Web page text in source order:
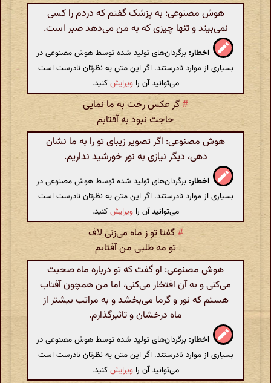
هوش مصنوعی: به پزشک گفتم که دردم را کسی
نمی‌بیند و تنها چیزی که به من می‌دهد صبر است.
اخطار: برگردان‌های تولید شده توسط هوش مصنوعی در
بسیاری از موارد نادرستند. اگر این متن به نظرتان نادرست است
می‌توانید آن را ویرایشکنید.
# گر عکس رخت به ما نمایی
حاجت نبود به آفتابم
هوش مصنوعی: اگر تصویر زیبای تو را به ما نشان
دهی، دیگر نیازی به نور خورشید نداریم.
اخطار: برگردان‌های تولید شده توسط هوش مصنوعی در
بسیاری از موارد نادرستند. اگر این متن به نظرتان نادرست است
می‌توانید آن را ویرایشکنید.
# گفتا تو ز ماه می‌زنی لاف
تو مه طلبی من آفتابم
هوش مصنوعی: او گفت که تو درباره ماه صحبت
می‌کنی و به آن افتخار می‌کنی، اما من همچون آفتاب
هستم که نور و گرما می‌بخشد و به مراتب بیشتر از
ماه درخشان و تاثیرگذارم.
اخطار: برگردان‌های تولید شده توسط هوش مصنوعی در
بسیاری از موارد نادرستند. اگر این متن به نظرتان نادرست است
می‌توانید آن را ویرایشکنید.